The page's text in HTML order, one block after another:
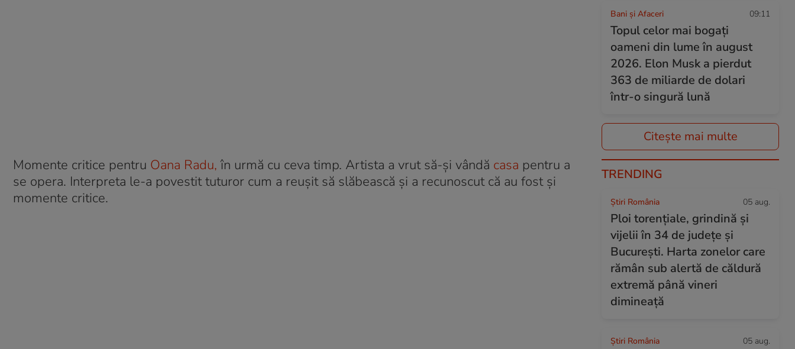
Momente critice pentru Oana Radu, în urmă cu ceva timp. Artista a vrut să-și vândă casa pentru a
se opera. Interpreta le-a povestit tuturor cum a reușit să slăbească și a recunoscut că au fost și
momente critice.
Bani și Afaceri 09:11
Topul celor mai bogați
oameni din lume în august
2026. Elon Musk a pierdut
363 de miliarde de dolari
într-o singură lună
Citește mai multe
TRENDING
Știri România 05 aug.
Ploi torențiale, grindină și
vijelii în 34 de județe și
București. Harta zonelor care
rămân sub alertă de căldură
extremă până vineri
dimineață
Știri România 05 aug.